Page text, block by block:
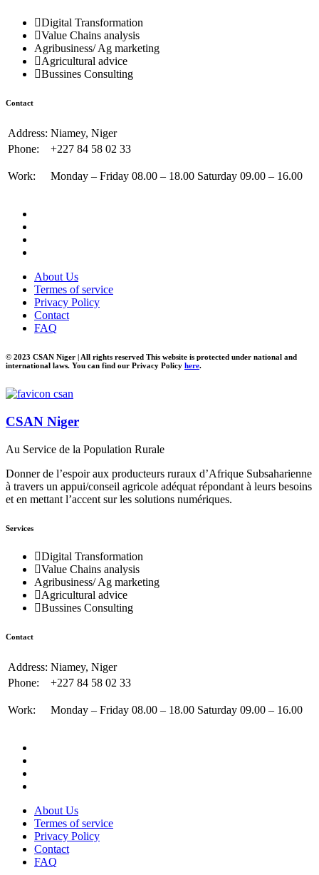
Digital Transformation
Value Chains analysis
Agribusiness/ Ag marketing
Agricultural advice
Bussines Consulting
Contact
Address: Niamey, Niger
Phone:
+227 84 58 02 33
Work: Monday – Friday 08.00 – 18.00 Saturday 09.00 – 16.00
About Us
Termes of service
Privacy Policy
Contact
FAQ
© 2023 CSAN Niger | All rights reserved This website is protected under national and
international laws. You can find our Privacy Policy here.
CSAN Niger
Au Service de la Population Rurale
Donner de l’espoir aux producteurs ruraux d’Afrique Subsaharienne
à travers un appui/conseil agricole adéquat répondant à leurs besoins
et en mettant l’accent sur les solutions numériques.
Services
Digital Transformation
Value Chains analysis
Agribusiness/ Ag marketing
Agricultural advice
Bussines Consulting
Contact
Address: Niamey, Niger
Phone:
+227 84 58 02 33
Work: Monday – Friday 08.00 – 18.00 Saturday 09.00 – 16.00
About Us
Termes of service
Privacy Policy
Contact
FAQ